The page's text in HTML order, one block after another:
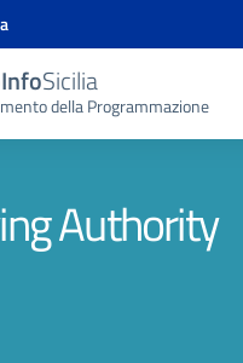
Cookie Policy
InfoSicilia
della Programmazione
Authority